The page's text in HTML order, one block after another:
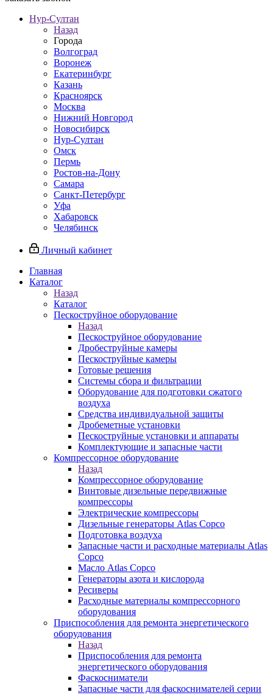
Нур-Султан
Назад
Города
Волгоград
Воронеж
Екатеринбург
Казань
Красноярск
Москва
Нижний Новгород
Новосибирск
Нур-Султан
Омск
Пермь
Ростов-на-Дону
Самара
Санкт-Петербург
Уфа
Хабаровск
Челябинск
Личный кабинет
Главная
Каталог
Назад
Каталог
Пескоструйное оборудование
Назад
Пескоструйное оборудование
Дробеструйные камеры
Пескоструйные камеры
Готовые решения
Системы сбора и фильтрации
Оборудование для подготовки сжатого
воздуха
Средства индивидуальной защиты
Дробеметные установки
Пескоструйные установки и аппараты
Комплектующие и запасные части
Компрессорное оборудование
Назад
Компрессорное оборудование
Винтовые дизельные передвижные
компрессоры
Электрические компрессоры
Дизельные генераторы Atlas Copco
Подготовка воздуха
Запасные части и расходные материалы Atlas
Copco
Масло Atlas Copco
Генераторы азота и кислорода
Ресиверы
Расходные материалы компрессорного
оборудования
Приспособления для ремонта энергетического
оборудования
Назад
Приспособления для ремонта
энергетического оборудования
Фаскосниматели
Запасные части для фаскоснимателей серии